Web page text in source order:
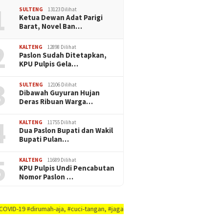
SULTENG 13123 Dilihat
Ketua Dewan Adat Parigi
Barat, Novel Ban…
KALTENG 12898 Dilihat
Paslon Sudah Ditetapkan,
KPU Pulpis Gela…
SULTENG 12106 Dilihat
Dibawah Guyuran Hujan
Deras Ribuan Warga…
KALTENG 11755 Dilihat
Dua Paslon Bupati dan Wakil
Bupati Pulan…
KALTENG 11689 Dilihat
KPU Pulpis Undi Pencabutan
Nomor Paslon …
#dirumah-aja, #cuci-tangan, #jaga-jarak, #jaga-imunitas-tubuh, #rajin-